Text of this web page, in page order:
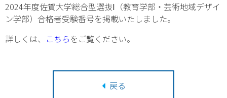
2024年度佐賀大学総合型選抜Ⅰ（教育学部・芸術地域デザイ
ン学部）合格者受験番号を掲載いたしました。
詳しくは、 こちらをご覧ください。
戻る